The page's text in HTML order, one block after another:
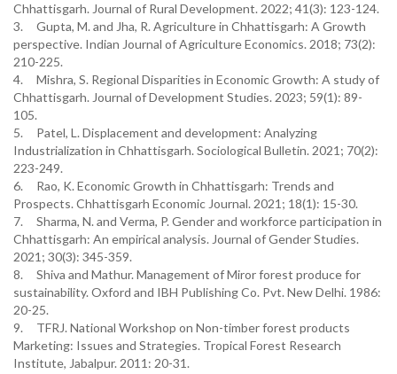
Chhattisgarh. Journal of Rural Development. 2022; 41(3): 123-124.
3. Gupta, M. and Jha, R. Agriculture in Chhattisgarh: A Growth
perspective. Indian Journal of Agriculture Economics. 2018; 73(2):
210-225.
4. Mishra, S. Regional Disparities in Economic Growth: A study of
Chhattisgarh. Journal of Development Studies. 2023; 59(1): 89-
105.
5. Patel, L. Displacement and development: Analyzing
Industrialization in Chhattisgarh. Sociological Bulletin. 2021; 70(2):
223-249.
6. Rao, K. Economic Growth in Chhattisgarh: Trends and
Prospects. Chhattisgarh Economic Journal. 2021; 18(1): 15-30.
7. Sharma, N. and Verma, P. Gender and workforce participation in
Chhattisgarh: An empirical analysis. Journal of Gender Studies.
2021; 30(3): 345-359.
8. Shiva and Mathur. Management of Miror forest produce for
sustainability. Oxford and IBH Publishing Co. Pvt. New Delhi. 1986:
20-25.
9. TFRJ. National Workshop on Non-timber forest products
Marketing: Issues and Strategies. Tropical Forest Research
Institute, Jabalpur. 2011: 20-31.